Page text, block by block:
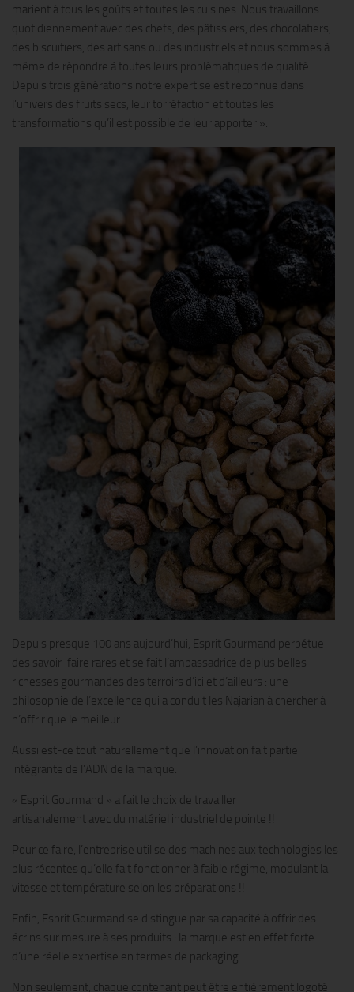
marient à tous les goûts et toutes les cuisines. Nous travaillons
quotidiennement avec des chefs, des pâtissiers, des chocolatiers,
des biscuitiers, des artisans ou des industriels et nous sommes à
même de répondre à toutes leurs problématiques de qualité.
Depuis trois générations notre expertise est reconnue dans
l’univers des fruits secs, leur torréfaction et toutes les
transformations qu’il est possible de leur apporter ».
Depuis presque 100 ans aujourd’hui, Esprit Gourmand perpétue
des savoir-faire rares et se fait l’ambassadrice de plus belles
richesses gourmandes des terroirs d’ici et d’ailleurs : une
philosophie de l’excellence qui a conduit les Najarian à chercher à
n’offrir que le meilleur.
Aussi est-ce tout naturellement que l’innovation fait partie
intégrante de l’ADN de la marque.
« Esprit Gourmand » a fait le choix de travailler
artisanalement avec du matériel industriel de pointe !!
Pour ce faire, l’entreprise utilise des machines aux technologies les
plus récentes qu’elle fait fonctionner à faible régime, modulant la
vitesse et température selon les préparations !!
Enfin, Esprit Gourmand se distingue par sa capacité à offrir des
écrins sur mesure à ses produits : la marque est en effet forte
d’une réelle expertise en termes de packaging.
Non seulement, chaque contenant peut être entièrement logoté